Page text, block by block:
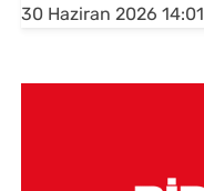
30 Haziran 2026 14:01